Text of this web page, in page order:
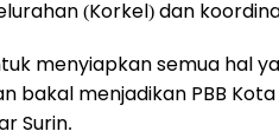
(Korkel) dan
menyiapkan semua hal
bakal menjadikan PBB
Surin.